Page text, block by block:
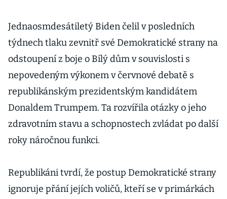
Jednaosmdesátiletý Biden čelil v posledních
týdnech tlaku zevnitř své Demokratické strany na
odstoupení z boje o Bílý dům v souvislosti s
nepovedeným výkonem v červnové debatě s
republikánským prezidentským kandidátem
Donaldem Trumpem. Ta rozvířila otázky o jeho
zdravotním stavu a schopnostech zvládat po další
roky náročnou funkci.
Republikáni tvrdí, že postup Demokratické strany
ignoruje přání jejích voličů, kteří se v primárkách